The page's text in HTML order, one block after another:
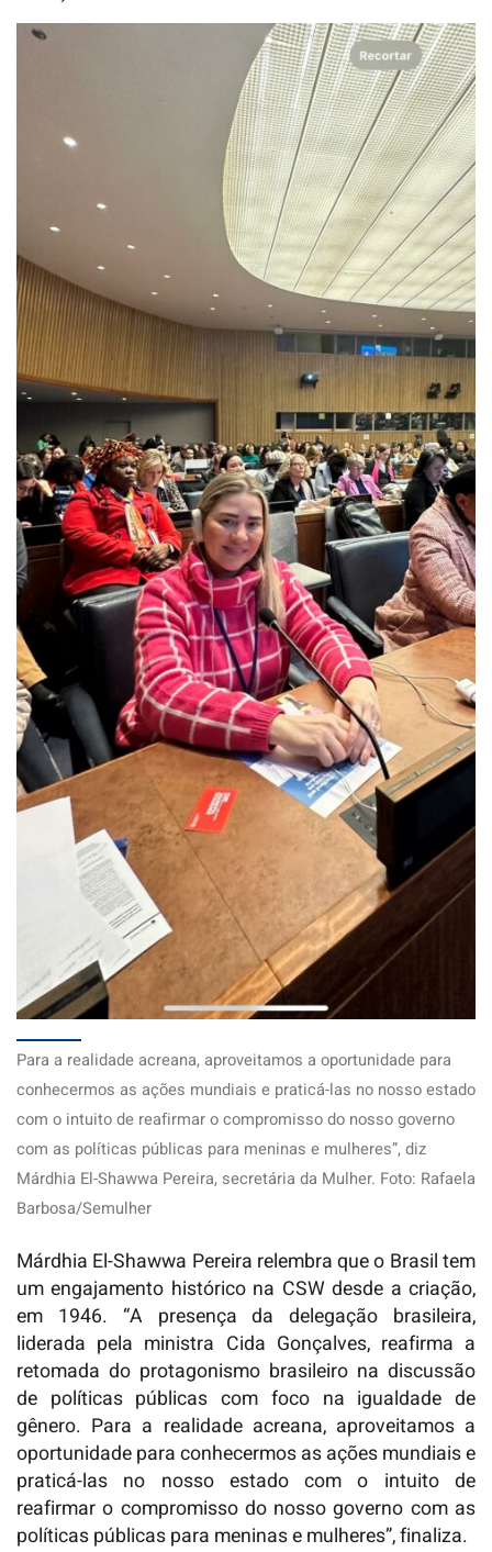
Para a realidade acreana, aproveitamos a oportunidade para
conhecermos as ações mundiais e praticá-las no nosso estado
com o intuito de reafirmar o compromisso do nosso governo
com as políticas públicas para meninas e mulheres”, diz
Márdhia El-Shawwa Pereira, secretária da Mulher. Foto: Rafaela
Barbosa/Semulher
Márdhia El-Shawwa Pereira relembra que o Brasil tem
um engajamento histórico na CSW desde a criação,
em 1946. “A presença da delegação brasileira,
liderada pela ministra Cida Gonçalves, reafirma a
retomada do protagonismo brasileiro na discussão
de políticas públicas com foco na igualdade de
gênero. Para a realidade acreana, aproveitamos a
oportunidade para conhecermos as ações mundiais e
praticá-las no nosso estado com o intuito de
reafirmar o compromisso do nosso governo com as
políticas públicas para meninas e mulheres”, finaliza.